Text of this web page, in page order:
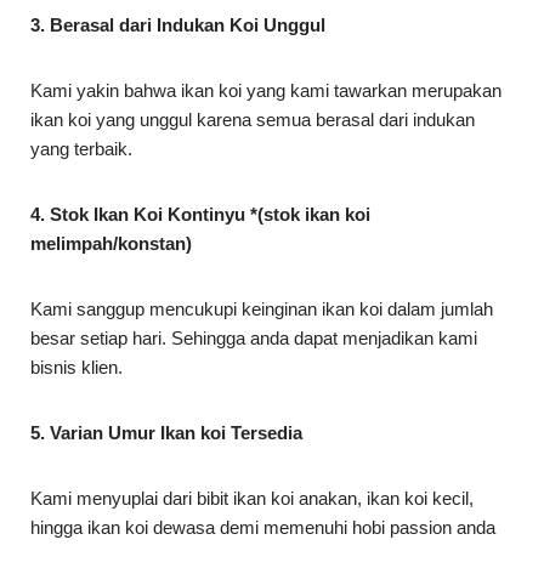
3. Berasal dari Indukan Koi Unggul
Kami yakin bahwa ikan koi yang kami tawarkan merupakan
ikan koi yang unggul karena semua berasal dari indukan
yang terbaik.
4. Stok Ikan Koi Kontinyu *(stok ikan koi
melimpah/konstan)
Kami sanggup mencukupi keinginan ikan koi dalam jumlah
besar setiap hari. Sehingga anda dapat menjadikan kami
bisnis klien.
5. Varian Umur Ikan koi Tersedia
Kami menyuplai dari bibit ikan koi anakan, ikan koi kecil,
hingga ikan koi dewasa demi memenuhi hobi passion anda